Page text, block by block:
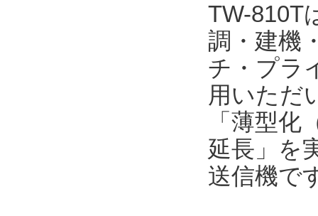
TW-810T
調・建機
チ・プラ
用いただ
「薄型
延長」を
送信機で